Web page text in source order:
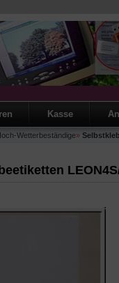
Kasse
Wetterbeständige»